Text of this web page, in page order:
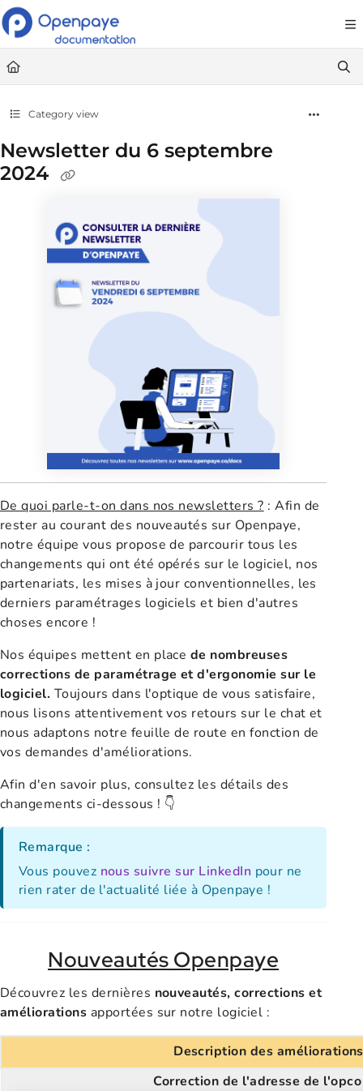
Documentation Index
Fetch the complete documentation index at: https://
Use this file to discover all available pages before exploring further.
Category view
Newsletter du 6 septembre
2024
De quoi parle-t-on dans nos newsletters ? : Afin de
rester au courant des nouveautés sur Openpaye,
notre équipe vous propose de parcourir tous les
changements qui ont été opérés sur le logiciel, nos
partenariats, les mises à jour conventionnelles, les
derniers paramétrages logiciels et bien d'autres
choses encore !
Nos équipes mettent en place de nombreuses
corrections de paramétrage et d'ergonomie sur le
logiciel. Toujours dans l'optique de vous satisfaire,
nous lisons attentivement vos retours sur le chat et
nous adaptons notre feuille de route en fonction de
vos demandes d'améliorations.
Afin d'en savoir plus, consultez les détails des
changements ci-dessous ! 👇
Remarque :
Vous pouvez nous suivre sur LinkedIn pour ne
rien rater de l'actualité liée à Openpaye !
Nouveautés Openpaye
Découvrez les dernières nouveautés, corrections et
améliorations apportées sur notre logiciel :
Description des améliorations
Correction de l'adresse de